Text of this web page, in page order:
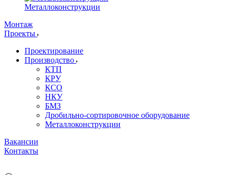
Металлоконструкции
Монтаж
Проекты
Проектирование
Производство
КТП
КРУ
КСО
НКУ
БМЗ
Дробильно-сортировочное оборудование
Металлоконструкции
Вакансии
Контакты